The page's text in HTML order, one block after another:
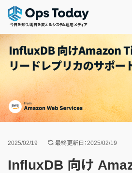
今日を知り、明日を変えるシステム運用メディア
2025/02/19 最終更新日：2025/02/19
InfluxDB 向け